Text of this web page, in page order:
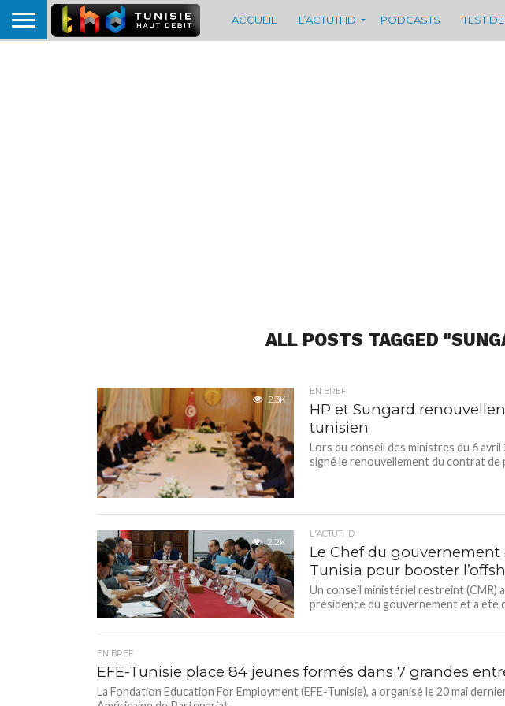
ACCUEIL L’ACTUTHD PODCASTS TEST
ALL POSTS TAGGED
2.3K
EN BREF
HP et Sungard
tunisien
Lors du conseil des ministres du 6
signé le renouvellement du contrat de
2.2K
L'ACTUTHD
Le Chef du
Tunisia pour booster
Un conseil ministériel restreint (CMR)
présidence du gouvernement et a été
EN BREF
EFE-Tunisie place 84 jeunes formés dans 7 grandes
La Fondation Education For Employment (EFE-Tunisie), a organisé le 20 mai